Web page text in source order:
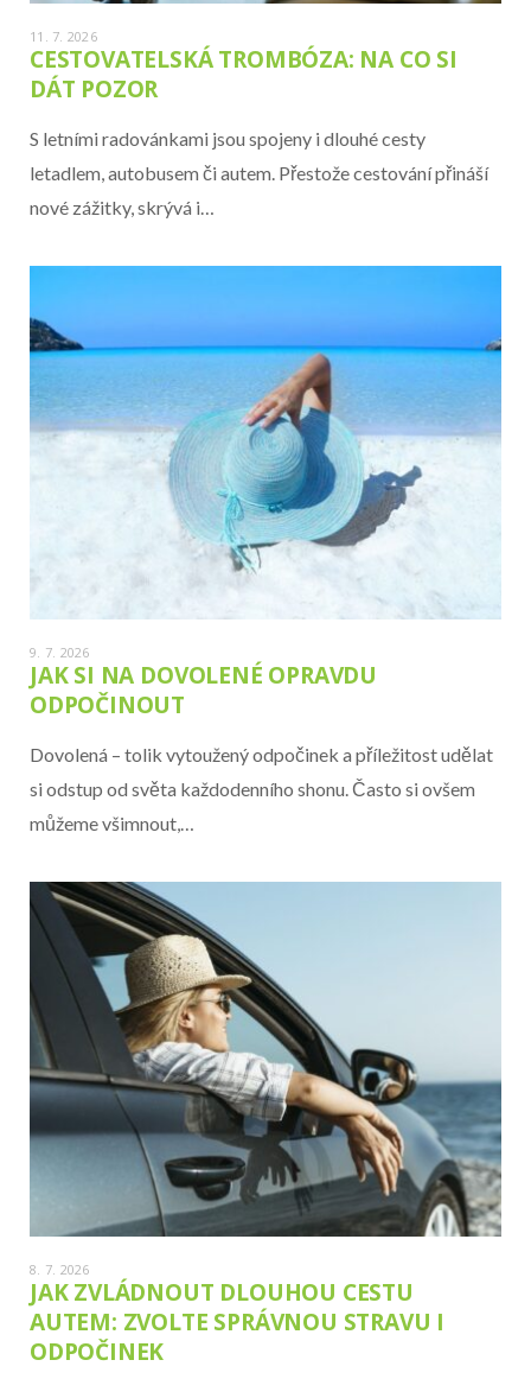
11. 7. 2026
CESTOVATELSKÁ TROMBÓZA: NA CO SI
DÁT POZOR
S letními radovánkami jsou spojeny i dlouhé cesty
letadlem, autobusem či autem. Přestože cestování přináší
nové zážitky, skrývá i…
9. 7. 2026
JAK SI NA DOVOLENÉ OPRAVDU
ODPOČINOUT
Dovolená – tolik vytoužený odpočinek a příležitost udělat
si odstup od světa každodenního shonu. Často si ovšem
můžeme všimnout,…
8. 7. 2026
JAK ZVLÁDNOUT DLOUHOU CESTU
AUTEM: ZVOLTE SPRÁVNOU STRAVU I
ODPOČINEK